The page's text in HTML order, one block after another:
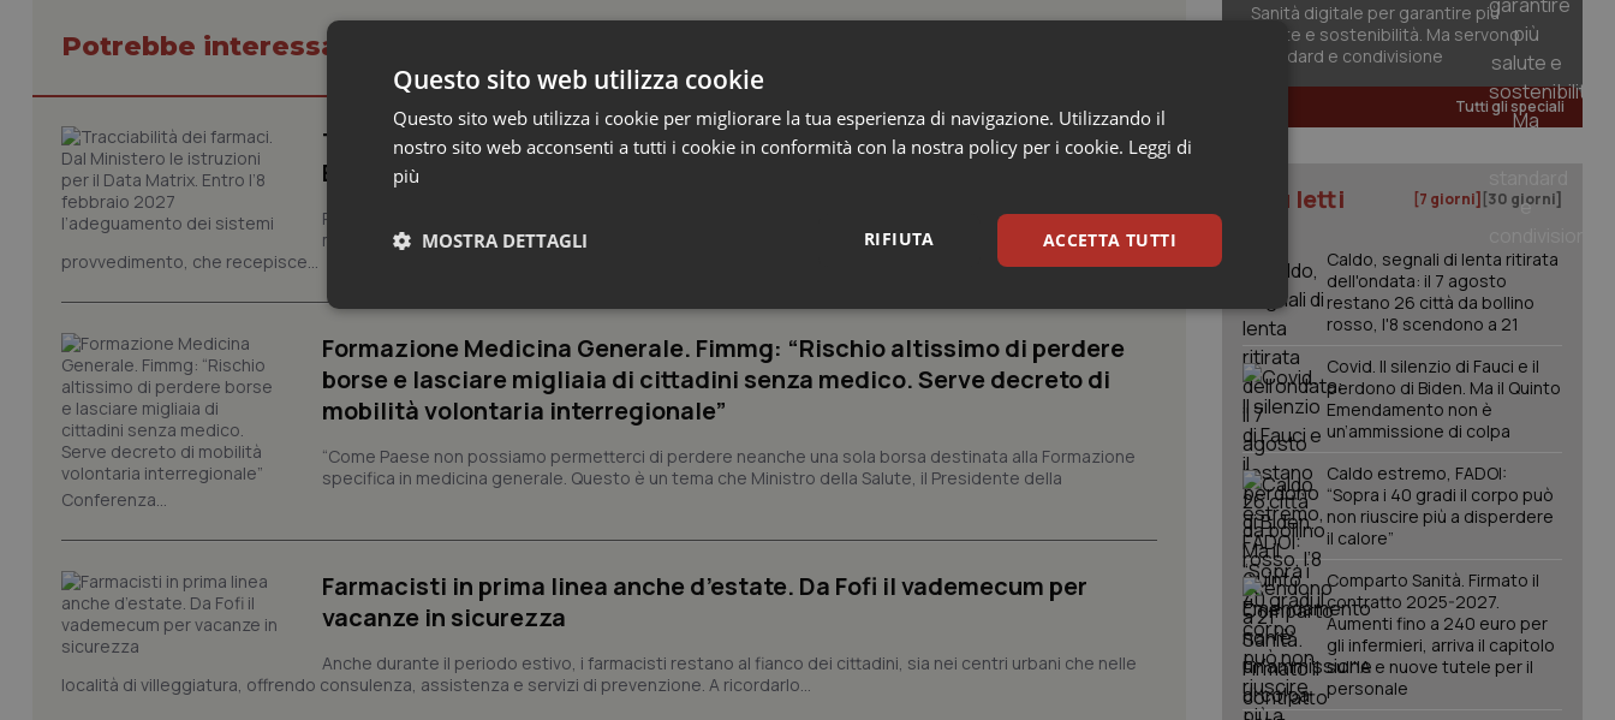
Potrebbe interessarti in Lavoro e Professioni
Tracciabilità dei farmaci. Dal Ministero le istruzioni per il Data Matrix.
Entro l’8 febbraio 2027 l’adeguamento dei sistemi
Pronta la circolare con le istruzioni operative fornite dal Ministero della Salute per l'adeguamento al
modello europeo di tracciabilità del farmaco basato sull'identificativo univoco Data Matrix. Il
provvedimento, che recepisce...
Formazione Medicina Generale. Fimmg: “Rischio altissimo di perdere
borse e lasciare migliaia di cittadini senza medico. Serve decreto di
mobilità volontaria interregionale”
“Come Paese non possiamo permetterci di perdere neanche una sola borsa destinata alla Formazione
specifica in medicina generale. Questo è un tema che Ministro della Salute, il Presidente della
Conferenza...
Farmacisti in prima linea anche d’estate. Da Fofi il vademecum per
vacanze in sicurezza
Anche durante il periodo estivo, i farmacisti restano al fianco dei cittadini, sia nei centri urbani che nelle
località di villeggiatura, offrendo consulenza, assistenza e servizi di prevenzione. A ricordarlo...
Sanità digitale per garantire più
salute e sostenibilità. Ma servono
standard e condivisione
Tutti gli speciali
I più letti [7 giorni] [30 giorni]
Caldo, segnali di lenta ritirata
dell'ondata: il 7 agosto
restano 26 città da bollino
rosso, l'8 scendono a 21
Covid. Il silenzio di Fauci e il
perdono di Biden. Ma il Quinto
Emendamento non è
un’ammissione di colpa
Caldo estremo, FADOI:
“Sopra i 40 gradi il corpo può
non riuscire più a disperdere
il calore”
Comparto Sanità. Firmato il
contratto 2025-2027.
Aumenti fino a 240 euro per
gli infermieri, arriva il capitolo
sull'IA e nuove tutele per il
personale
Questo sito web utilizza cookie
Questo sito web utilizza i cookie per migliorare la tua esperienza di navigazione. Utilizzando il
nostro sito web acconsenti a tutti i cookie in conformità con la nostra policy per i cookie. Leggi di
più
ACCETTA TUTTI
RIFIUTA
MOSTRA DETTAGLI
Necessari Statistici Marketing
Necessari Statistici Marketing
e l'accesso alle aree protette del sito. Il sito web non è in grado di funzionare correttamente senza questi cookie.
Nome
Fornitore/ Dominio Scadenza
Descrizione
VISITOR_PRIVACY_METADATA
del visitatore riguardo a varie politiche e